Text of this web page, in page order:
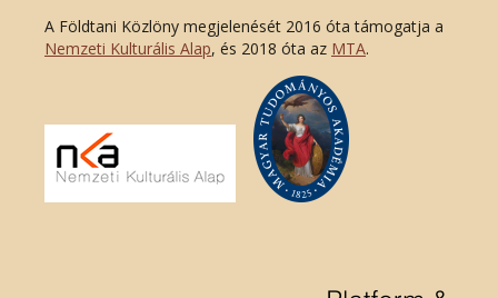
A Földtani Közlöny megjelenését 2016 óta támogatja a
Nemzeti Kulturális Alap, és 2018 óta az MTA.